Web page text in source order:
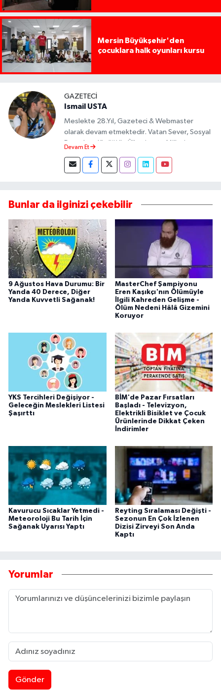
Mersin Büyükşehir'den
çocuklara halk oyunları kursu
GAZETECI
Ismail USTA
Meslekte 28.Yıl, Gazeteci & Webmaster
olarak devam etmektedir. Vatan Sever, Sosyal
Demokrat Kimliği ile Ülkesine ve Milletine
almıştır.
Devam Et
Bunlar da ilginizi çekebilir
9 Ağustos Hava Durumu: Bir
Yanda 40 Derece, Diğer
Yanda Kuvvetli Sağanak!
MasterChef Şampiyonu
Eren Kaşıkçı'nın Ölümüyle
İlgili Kahreden Gelişme -
Ölüm Nedeni Hâlâ Gizemini
Koruyor
YKS Tercihleri Değişiyor -
Geleceğin Meslekleri Listesi
Şaşırttı
BİM'de Pazar Fırsatları
Başladı - Televizyon,
Elektrikli Bisiklet ve Çocuk
Ürünlerinde Dikkat Çeken
İndirimler
Kavurucu Sıcaklar Yetmedi -
Meteoroloji Bu Tarih İçin
Sağanak Uyarısı Yaptı
Reyting Sıralaması Değişti -
Sezonun En Çok İzlenen
Dizisi Zirveyi Son Anda
Kaptı
Yorumlar
Gönder